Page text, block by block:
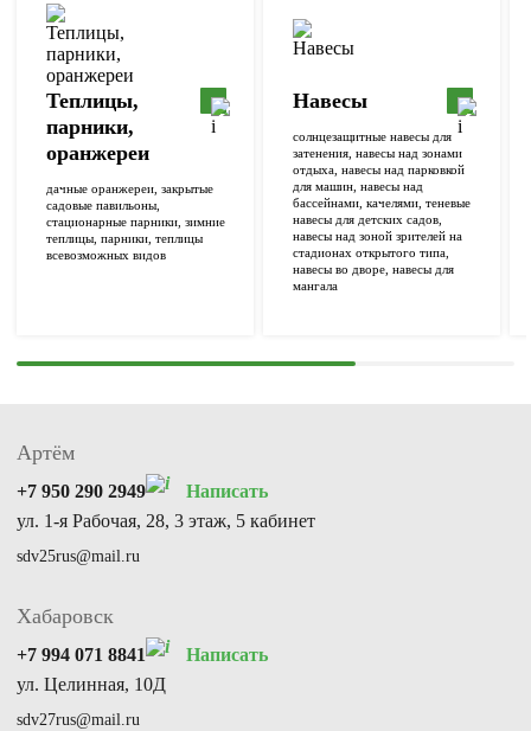
Теплицы,
парники,
оранжереи
дачные оранжереи, закрытые
садовые павильоны,
стационарные парники, зимние
теплицы, парники, теплицы
всевозможных видов
Навесы
солнцезащитные навесы для
затенения, навесы над зонами
отдыха, навесы над парковкой
для машин, навесы над
бассейнами, качелями, теневые
навесы для детских садов,
навесы над зоной зрителей на
стадионах открытого типа,
навесы во дворе, навесы для
мангала
Артём
+7 950 290 2949
Написать
ул. 1-я Рабочая, 28, 3 этаж, 5 кабинет
sdv25rus@mail.ru
Хабаровск
+7 994 071 8841
Написать
ул. Целинная, 10Д
sdv27rus@mail.ru